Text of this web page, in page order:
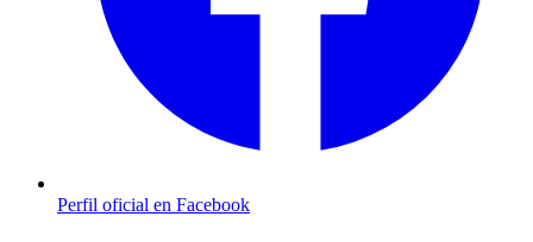
Perfil oficial en Facebook